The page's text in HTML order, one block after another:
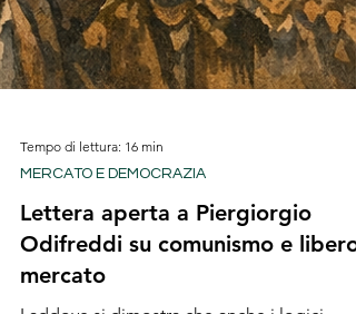
MERCATO E DEMOCRAZIA
Lettera aperta a Piergiorgio